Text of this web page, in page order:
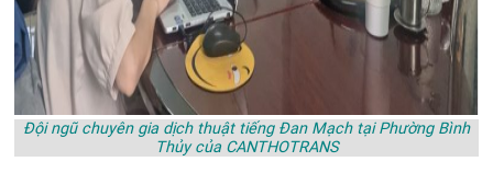
Đội ngũ chuyên gia dịch thuật tiếng Đan Mạch tại Phường Bình
Thủy của CANTHOTRANS